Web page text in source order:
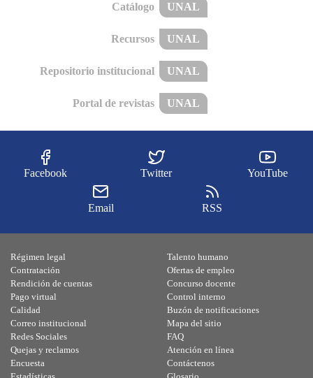
Catálogo UNAL
Recursos UNAL
Repositorio institucional UNAL
Portal de revistas UNAL
Facebook Twitter YouTube
Email RSS
Régimen legal
Contratación
Rendición de cuentas
Pago virtual
Calidad
Talento humano
Ofertas de empleo
Concurso docente
Control interno
Buzón de notificaciones
Correo institucional
Redes Sociales
Quejas y reclamos
Encuesta
Mapa del sitio
FAQ
Atención en línea
Contáctenos